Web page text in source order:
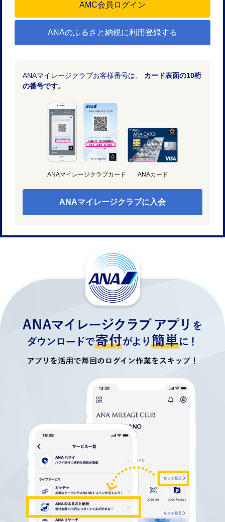
ANAのふるさと納税に利用登録する
ANAマイレージクラブお客様番号は、 カード表面の10桁
の番号です。
ANAマイレージクラブカード ANAカード
ANAマイレージクラブに入会